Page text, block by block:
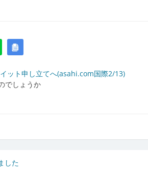
ット申し立てへ(asahi.com国際2/13)
でしょうか
した